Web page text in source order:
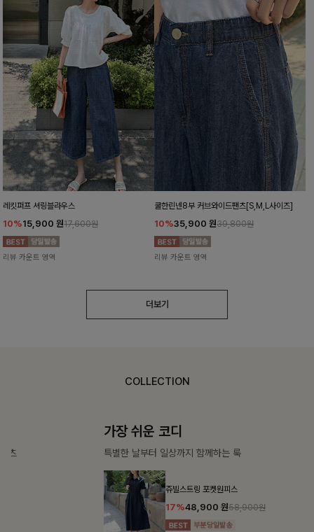
레킷퍼프 셔링블라우스
10%15,900 원17,600원
리뷰 카운트 영역
쿨한린넨8부 커브와이드팬츠[S,M,L사이즈]
10%35,900 원39,800원
리뷰 카운트 영역
더보기
COLLECTION
특별한 날부터 일상까지 함께하는 룩
쥬빌스트링 포켓원피스
48,900 58,900원